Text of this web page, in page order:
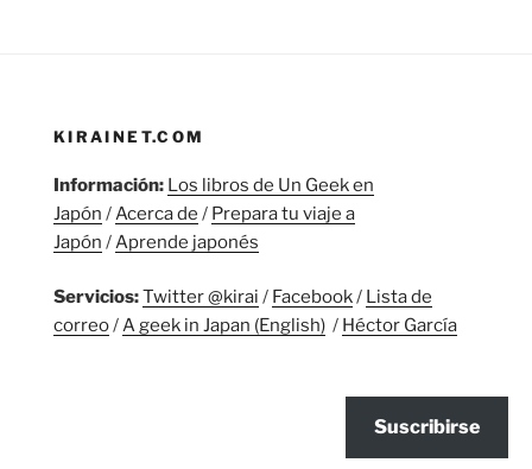
KIRAINET.COM
Información: Los libros de Un Geek en
Japón /Acerca de / Prepara tu viaje a
Japón /Aprende japonés
Servicios:Twitter @kirai / Facebook/ Lista de
correo/A geek in Japan (English) / Héctor García
Suscribirse